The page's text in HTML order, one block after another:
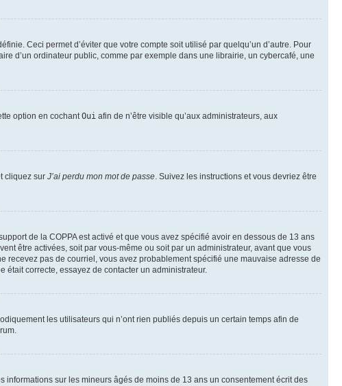
Ceci permet d’éviter que votre compte soit utilisé par quelqu’un d’autre. Pour
d’un ordinateur public, comme par exemple dans une librairie, un cybercafé, une
option en cochant Oui afin de n’être visible qu’aux administrateurs, aux
cliquez sur J’ai perdu mon mot de passe . Suivez les instructions et vous devriez être
de la COPPA est activé et que vous avez spécifié avoir en dessous de 13 ans
être activées, soit par vous-même ou soit par un administrateur, avant que vous
recevez pas de courriel, vous avez probablement spécifié une mauvaise adresse de
correcte, essayez de contacter un administrateur.
les utilisateurs qui n’ont rien publiés depuis un certain temps afin de
informations sur les mineurs âgés de moins de 13 ans un consentement écrit des